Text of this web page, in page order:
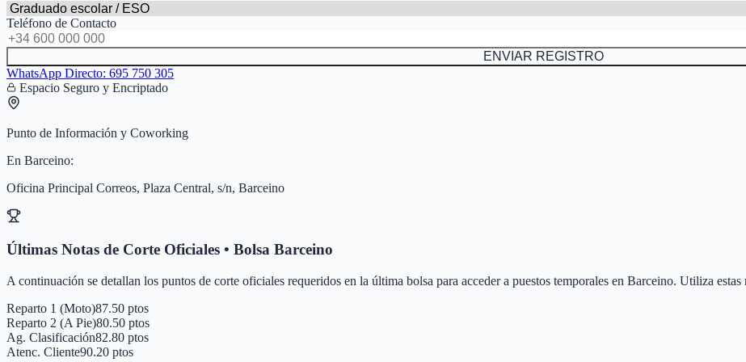
Teléfono de Contacto
ENVIAR REGISTRO
WhatsApp Directo: 695 750 305
Espacio Seguro y Encriptado
Punto de Información y Coworking
En Barceino:
Oficina Principal Correos, Plaza Central, s/n, Barceino
Últimas Notas de Corte Oficiales • Bolsa Barceino
A continuación se detallan los puntos de corte oficiales requeridos en la última bolsa para acceder a puestos temporales en Barceino. Utiliza estas
Reparto 1 (Moto)87.50 ptos
Reparto 2 (A Pie)80.50 ptos
Ag. Clasificación82.80 ptos
Atenc. Cliente90.20 ptos